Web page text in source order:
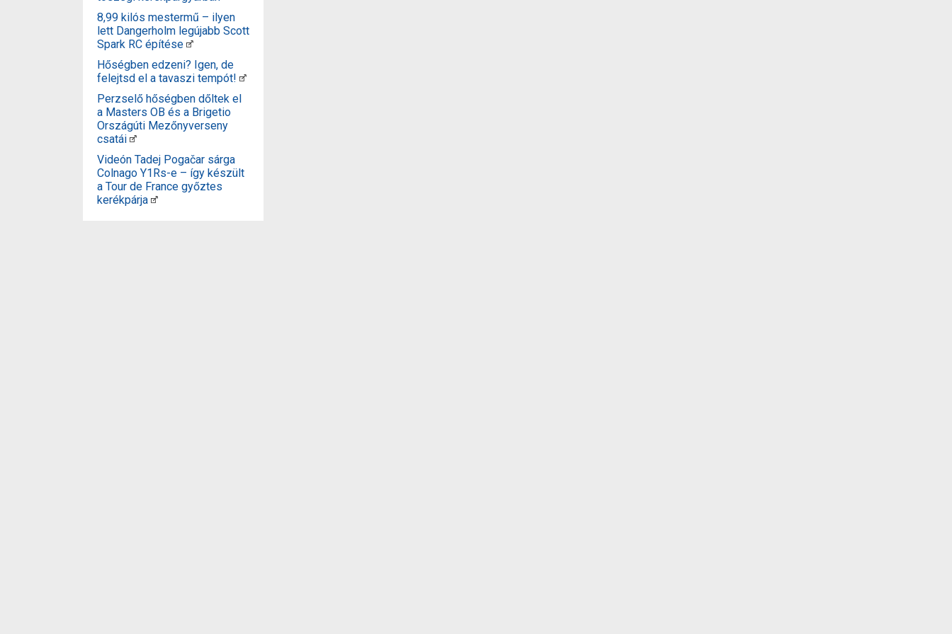
8,99 kilós mestermű – ilyen
lett Dangerholm legújabb Scott
Spark RC építése
Hőségben edzeni? Igen, de
felejtsd el a tavaszi tempót!
Perzselő hőségben dőltek el
a Masters OB és a Brigetio
Országúti Mezőnyverseny
csatái
Videón Tadej Pogačar sárga
Colnago Y1Rs-e – így készült
a Tour de France győztes
kerékpárja